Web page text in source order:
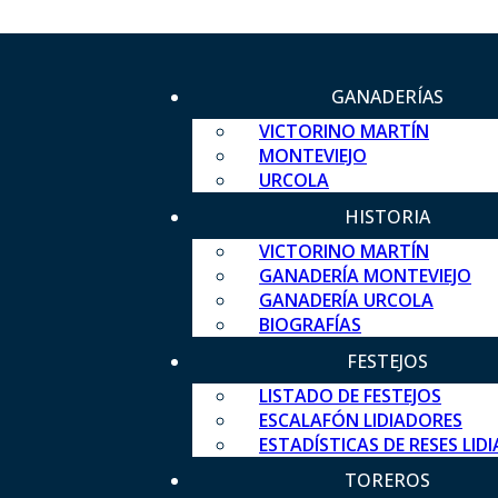
GANADERÍAS
VICTORINO MARTÍN
MONTEVIEJO
URCOLA
HISTORIA
VICTORINO MARTÍN
GANADERÍA MONTEVIEJO
GANADERÍA URCOLA
BIOGRAFÍAS
FESTEJOS
LISTADO DE FESTEJOS
ESCALAFÓN LIDIADORES
ESTADÍSTICAS DE RESES
TOREROS